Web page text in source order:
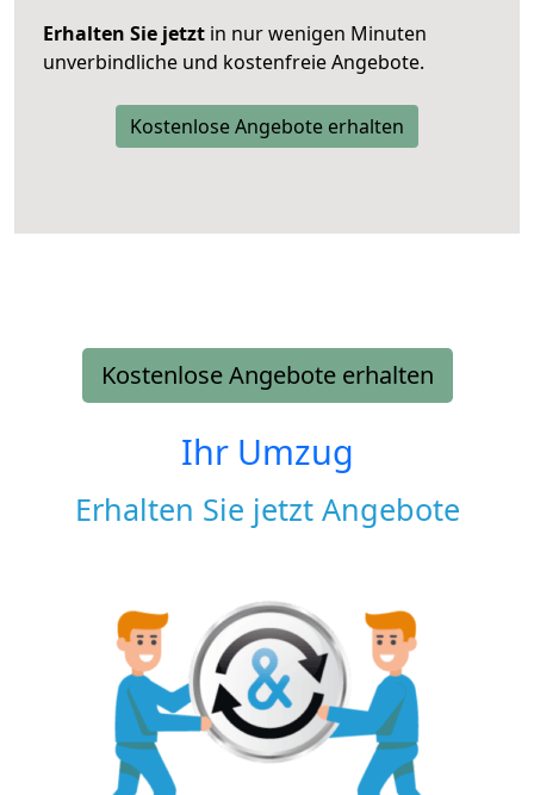
Erhalten Sie jetzt in nur wenigen Minuten
unverbindliche und kostenfreie Angebote.
Kostenlose Angebote erhalten
Kostenlose Angebote erhalten
Ihr Umzug
Erhalten Sie jetzt Angebote